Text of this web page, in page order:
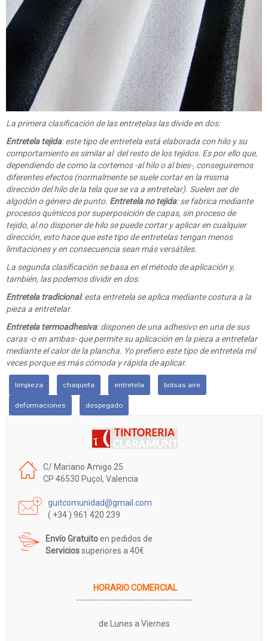
La primera clasificación de las entretelas las divide en dos:
Entretela tejida: este tipo de entretela está elaborada con hilo y su
comportamiento es similar al del resto de los tejidos. Es por ello que,
dependiendo de como la cortemos -al hilo o al bies-, conseguiremos
diferentes efectos (normalmente se suele cortar en la misma
dirección del hilo de la tela que se va a entretelar). Suelen ser de
algodón o género de punto. Entretela no tejida: se fabrica mediante
procesos químicos por superposición de capas, sin proceso de
tejido, al no disponer de hilo se puede cortar y aplicar en cualquier
dirección, esto hace que este tipo de entretelas tengan menos
limitaciones y en consecuencia sean más versátiles.
La segunda clasificación se basa en el método de aplicación y,
también, las podemos dividir en dos:
Entretela tradicional: esta entretela se aplica mediante costura a la
pieza a entretelar.
Entretela termoadhesiva: disponen de una adhesivo en una de sus
caras -o en ambas- que permite su aplicación en la pieza a entretelar
mediante el calor de la plancha. Yo prefiero este tipo de entretela mil
veces porque es más cómoda y rápida de aplicar.
limpieza chaqueta entretela bolsas aire
deformaciones despegado
C/ Mariano Amigo 25
CP 46530 Puçol, Valencia
guitcomunidad@gmail.com
( +34 ) 961 420 239
Envío Gratuitoen pedidos de
Serviciossuperiores a 40€
HORARIO COMERCIAL
---------------------------------------
de Lunes a Viernes